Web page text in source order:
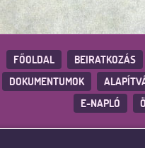
FŐOLDAL BEIRATKOZÁS
DOKUMENTUMOK
E-NAPLÓ